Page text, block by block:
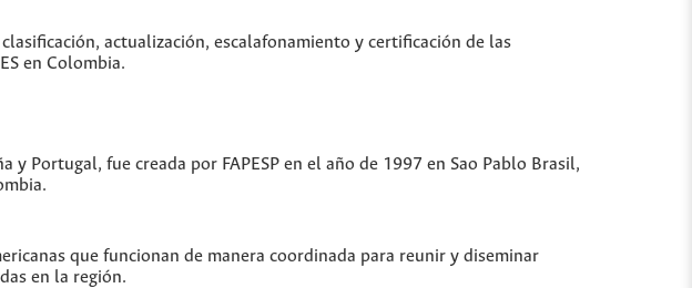
actualización, escalafonamiento y certificación de las
en Colombia.
Portugal, fue creada por FAPESP en el año de 1997 en Sao Pablo Brasil,
que funcionan de manera coordinada para reunir y diseminar
en la región.